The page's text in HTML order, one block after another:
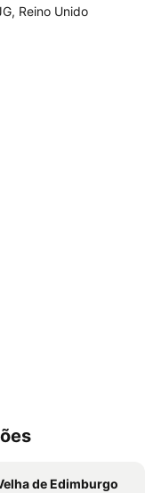
Reino Unido
de Edimburgo